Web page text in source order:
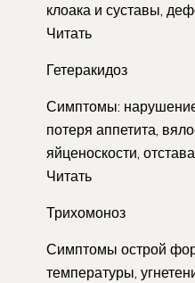
клоака и суставы,
Читать
Гетеракидоз
Симптомы:
потеря аппетита,
яйценоскости,
Читать
Трихомоноз
Симптомы острой
температуры,